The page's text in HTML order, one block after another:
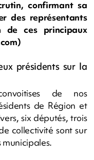
confirmant sa
des représentants
de ces principaux
présidents sur la
de nos
de Région et
six députés, trois
collectivité sont sur